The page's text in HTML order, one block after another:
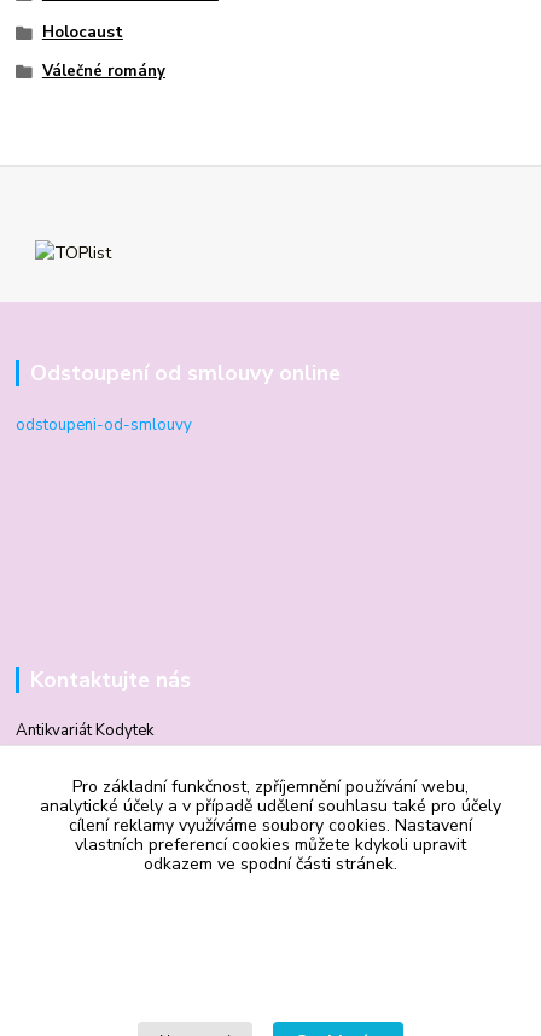
Holocaust
Válečné romány
Odstoupení od smlouvy online
odstoupeni-od-smlouvy
Kontaktujte nás
Antikvariát Kodytek
Mgr. Vilma Kodytková
+420 602 506 510
Pro základní funkčnost, zpříjemnění používání webu,
analytické účely a v případě udělení souhlasu také pro účely
cílení reklamy využíváme soubory cookies. Nastavení
vlastních preferencí cookies můžete kdykoli upravit
odkazem ve spodní části stránek.